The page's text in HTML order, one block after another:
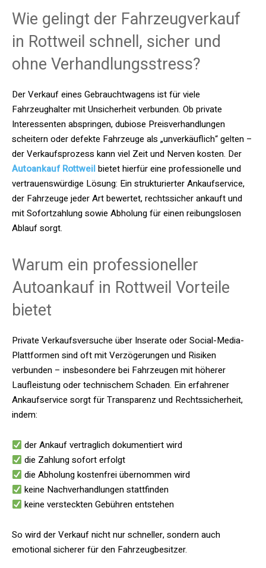
Wie gelingt der Fahrzeugverkauf
in Rottweil schnell, sicher und
ohne Verhandlungsstress?
Der Verkauf eines Gebrauchtwagens ist für viele
Fahrzeughalter mit Unsicherheit verbunden. Ob private
Interessenten abspringen, dubiose Preisverhandlungen
scheitern oder defekte Fahrzeuge als „unverkäuflich“ gelten –
der Verkaufsprozess kann viel Zeit und Nerven kosten. Der
Autoankauf Rottweilbietet hierfür eine professionelle und
vertrauenswürdige Lösung: Ein strukturierter Ankaufservice,
der Fahrzeuge jeder Art bewertet, rechtssicher ankauft und
mit Sofortzahlung sowie Abholung für einen reibungslosen
Ablauf sorgt.
Warum ein professioneller
Autoankauf in Rottweil Vorteile
bietet
Private Verkaufsversuche über Inserate oder Social-Media-
Plattformen sind oft mit Verzögerungen und Risiken
verbunden – insbesondere bei Fahrzeugen mit höherer
Laufleistung oder technischem Schaden. Ein erfahrener
Ankaufservice sorgt für Transparenz und Rechtssicherheit,
indem:
der Ankauf vertraglich dokumentiert wird
die Zahlung sofort erfolgt
die Abholung kostenfrei übernommen wird
keine Nachverhandlungen stattfinden
keine versteckten Gebühren entstehen
So wird der Verkauf nicht nur schneller, sondern auch
emotional sicherer für den Fahrzeugbesitzer.